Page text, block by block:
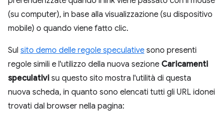
(su computer), in base alla visualizzazione (su dispositivo
mobile) o quando viene fatto clic.
Sul sito demo delle regole speculative sono presenti
regole simili e l'utilizzo della nuova sezione Caricamenti
speculativi su questo sito mostra l'utilità di questa
nuova scheda, in quanto sono elencati tutti gli URL idonei
trovati dal browser nella pagina: